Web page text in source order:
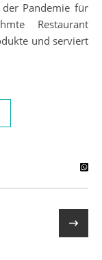
der Pandemie für
Restaurant
und serviert